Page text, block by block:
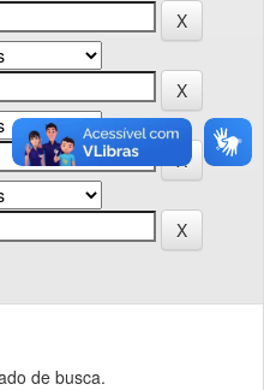
de busca.